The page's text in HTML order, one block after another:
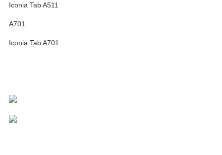
Iconia Tab A511
A701
Iconia Tab A701